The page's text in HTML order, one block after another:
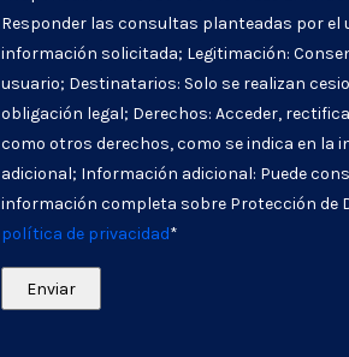
Responder las consultas planteadas por el
información solicitada; Legitimación:
usuario; Destinatarios: Solo se realizan
obligación legal; Derechos: Acceder,
como otros derechos, como se indica en la
adicional; Información adicional: Puede
información completa sobre Protección de
política de privacidad*